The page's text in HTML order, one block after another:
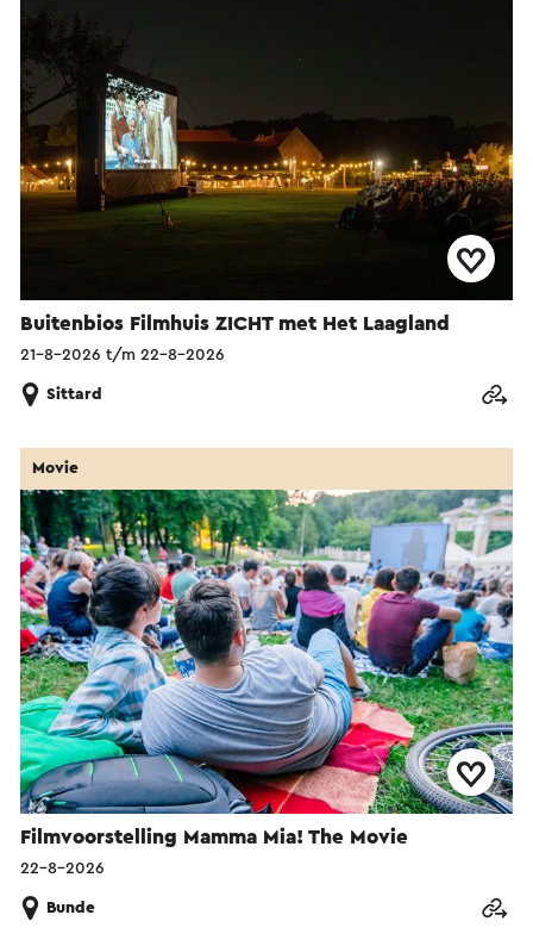
Buitenbios Filmhuis ZICHT met Het Laagland
21-8-2026 t/m 22-8-2026
Sittard
Filmvoorstelling Mamma Mia! The Movie
Movie
22-8-2026
Bunde